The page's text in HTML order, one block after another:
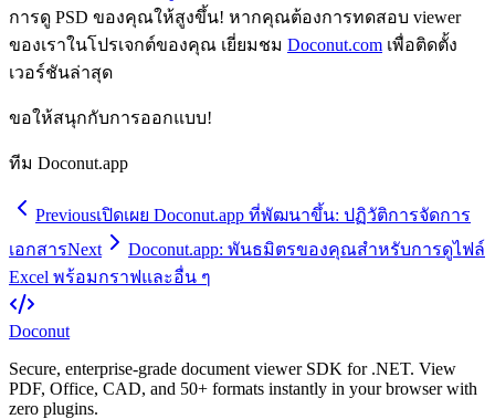
การดู PSD ของคุณให้สูงขึ้น! หากคุณต้องการทดสอบ viewer
ของเราในโปรเจกต์ของคุณ เยี่ยมชม Doconut.com เพื่อติดตั้ง
เวอร์ชันล่าสุด
ขอให้สนุกกับการออกแบบ!
ทีม Doconut.app
Previousเปิดเผย Doconut.app ที่พัฒนาขึ้น: ปฏิวัติการจัดการ
เอกสารNext
Doconut.app: พันธมิตรของคุณสำหรับการดูไฟล์
Excel พร้อมกราฟและอื่น ๆ
Doconut
Secure, enterprise-grade document viewer SDK for .NET. View
PDF, Office, CAD, and 50+ formats instantly in your browser with
zero plugins.